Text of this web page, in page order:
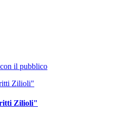
il pubblico
Zilioli"